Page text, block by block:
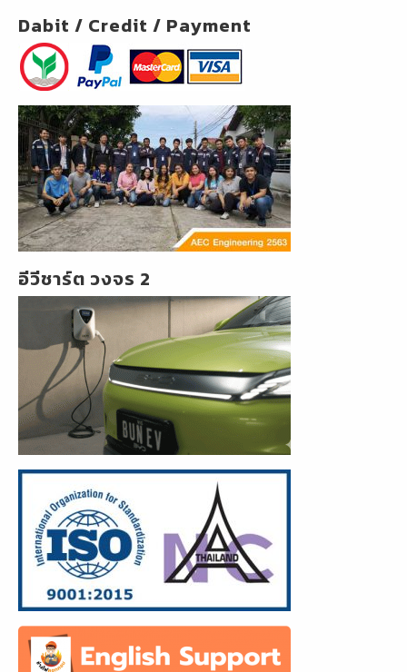
Dabit / Credit / Payment
อีวีชาร์ต วงจร 2